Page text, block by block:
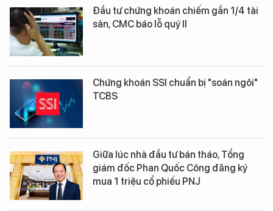
Đầu tư chứng khoán chiếm gần 1/4 tài
sản, CMC báo lỗ quý II
Chứng khoán SSI chuẩn bị "soán ngôi"
TCBS
Giữa lúc nhà đầu tư bán tháo, Tổng
giám đốc Phan Quốc Công đăng ký
mua 1 triệu cổ phiếu PNJ